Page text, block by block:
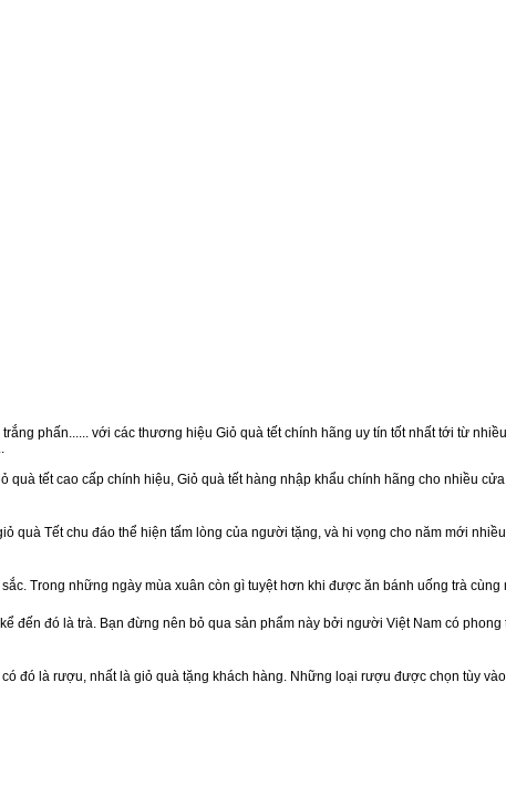
phấn...... với các thương hiệu Giỏ quà tết chính hãng uy tín tốt nhất tới từ
quà tết cao cấp chính hiệu, Giỏ quà tết hàng nhập khẩu chính hãng cho nhiều
Tết chu đáo thể hiện tấm lòng của người tặng, và hi vọng cho năm mới
Trong những ngày mùa xuân còn gì tuyệt hơn khi được ăn bánh uống trà
đến đó là trà. Bạn đừng nên bỏ qua sản phẩm này bởi người Việt Nam có
đó là rượu, nhất là giỏ quà tặng khách hàng. Những loại rượu được chọn tùy